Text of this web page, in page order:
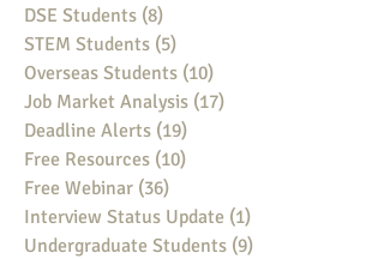
DSE Students (8)
STEM Students (5)
Overseas Students (10)
Job Market Analysis (17)
Deadline Alerts (19)
Free Resources (10)
Free Webinar (36)
Interview Status Update (1)
Undergraduate Students (9)